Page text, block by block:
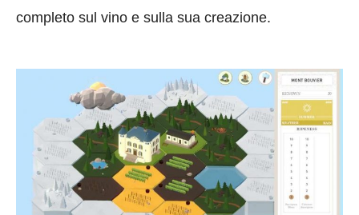
completo sul vino e sulla sua creazione.